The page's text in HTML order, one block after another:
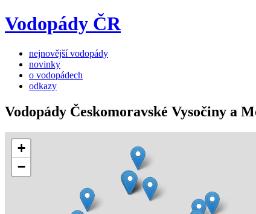
Vodopády ČR
nejnovější vodopády
novinky
o vodopádech
odkazy
Vodopády Českomoravské Vysočiny a
+
−